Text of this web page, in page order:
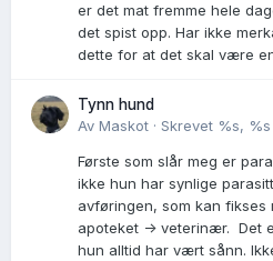
er det mat fremme hele
det spist opp. Har ikke
dette for at det skal være
Tynn hund
Av Maskot · Skrevet %s, %s
Første som slår meg er
ikke hun har synlige
avføringen, som kan
apoteket -> veterinær. Det
hun alltid har vært sånn.